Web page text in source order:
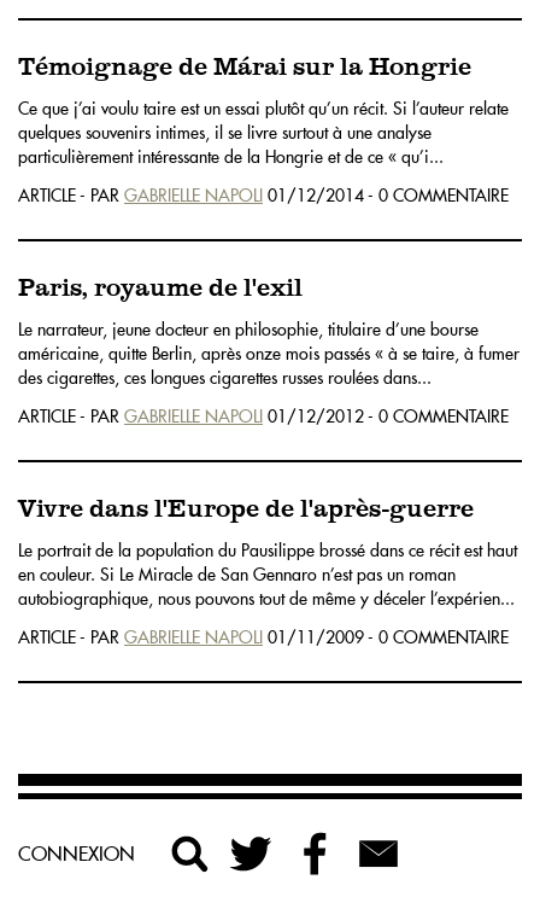
Témoignage de Márai sur la Hongrie
Ce que j’ai voulu taire est un essai plutôt qu’un récit. Si l’auteur relate
quelques souvenirs intimes, il se livre surtout à une analyse
particulièrement intéressante de la Hongrie et de ce « qu’i...
ARTICLE - PAR GABRIELLE NAPOLI 01/12/2014 - 0 COMMENTAIRE
Paris, royaume de l'exil
Le narrateur, jeune docteur en philosophie, titulaire d’une bourse
américaine, quitte Berlin, après onze mois passés « à se taire, à fumer
des cigarettes, ces longues cigarettes russes roulées dans...
ARTICLE - PAR GABRIELLE NAPOLI 01/12/2012 - 0 COMMENTAIRE
Vivre dans l'Europe de l'après-guerre
Le portrait de la population du Pausilippe brossé dans ce récit est haut
en couleur. Si Le Miracle de San Gennaro n’est pas un roman
autobiographique, nous pouvons tout de même y déceler l’expérien...
ARTICLE - PAR GABRIELLE NAPOLI 01/11/2009 - 0 COMMENTAIRE
CONNEXION